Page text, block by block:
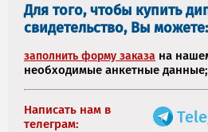
Для того, чтобы купить
свидетельство, Вы можете:
заполнить форму заказа на
необходимые анкетные данные;
Написать нам в
телеграм: